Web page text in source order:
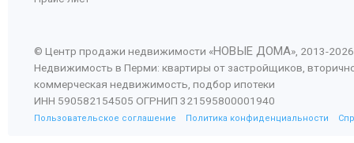
© Центр продажи недвижимости «НОВЫЕ ДОМА», 2013-2026
Недвижимость в Перми: квартиры от застройщиков,
коммерческая недвижимость, подбор ипотеки
ИНН 590582154505 ОГРНИП 321595800001940
Пользовательское соглашение Политика конфиденциальности